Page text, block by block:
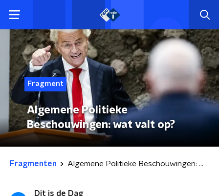
Fragment
Algemene Politieke
Beschouwingen: wat valt op?
Fragmenten Algemene Politieke Beschouwingen: wat valt op?
Dit is de Dag